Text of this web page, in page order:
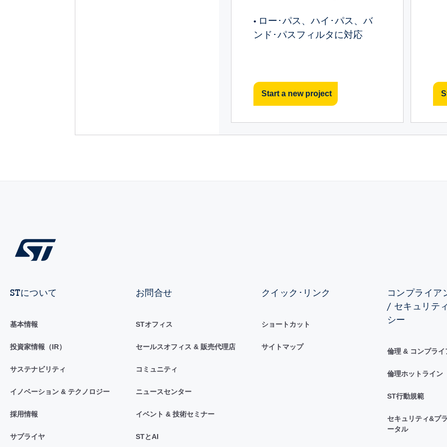
• ロー･パス、ハイ･パス、バ
ンド･パスフィルタに対応
Start a new project
STについて
基本情報
投資家情報（IR）
サステナビリティ
イノベーション & テクノロジー
採用情報
サプライヤ
お問合せ
STオフィス
セールスオフィス & 販売代理店
コミュニティ
ニュースセンター
イベント & 技術セミナー
STとAI
クイック･リンク
ショートカット
サイトマップ
コンプライア
/ セキュリテ
シー
倫理 & コンプライ
倫理ホットライン
ST行動規範
セキュリティ&プ
ータル